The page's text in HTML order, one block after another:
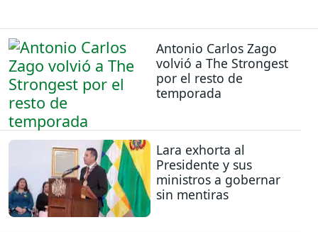
Antonio Carlos Zago
volvió a The Strongest
por el resto de
temporada
Lara exhorta al
Presidente y sus
ministros a gobernar
sin mentiras